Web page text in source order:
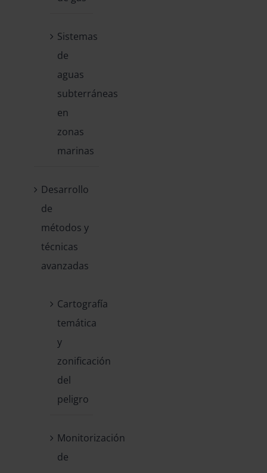
Sistemas
de
aguas
subterráneas
en
zonas
marinas
Desarrollo
de
métodos y
técnicas
avanzadas
Cartografía
temática
y
zonificación
del
peligro
Monitorización
de